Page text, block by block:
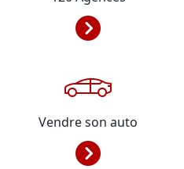
Vendre son auto